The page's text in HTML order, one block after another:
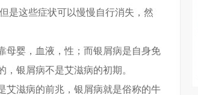
是这些症状可以慢慢自行消失，然
母婴，血液，性；而银屑病是自身免
银屑病不是艾滋病的初期。
艾滋病的前兆，银屑病就是俗称的牛